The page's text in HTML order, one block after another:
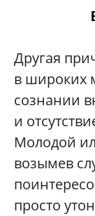
Другая
в широких
сознании
и
Молодой
возымев
просто